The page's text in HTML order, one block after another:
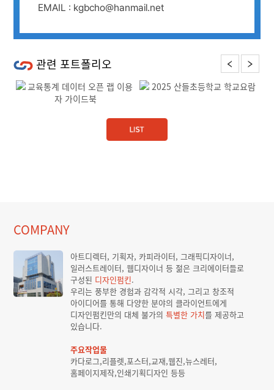
EMAIL : kgbcho@hanmail.net
관련 포트폴리오 Previous
Next
COMPANY
아트디렉터, 기획자, 카피라이터, 그래픽디자이너,
일러스트레이터, 웹디자이너 등 젊은 크리에이터들로
구성된 디자인펌킨.
우리는 풍부한 경험과 감각적 시각, 그리고 창조적
아이디어를 통해 다양한 분야의 클라이언트에게
디자인펌킨만의 대체 불가의특별한 가치를 제공하고
있습니다.
주요작업물
카다로그,리플렛,포스터,교재,웹진,뉴스레터,
홈페이지제작,인쇄기획디자인 등등